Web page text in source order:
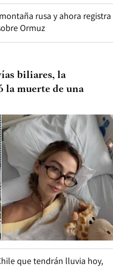
rusa y ahora registra
Ormuz
biliares, la
la muerte de una
que tendrán lluvia hoy,